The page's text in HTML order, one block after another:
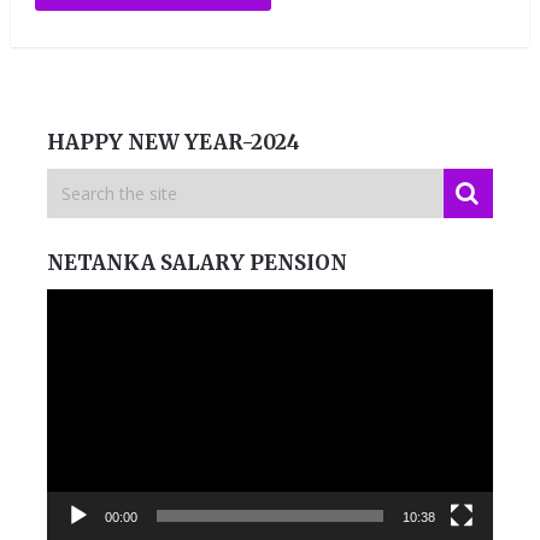
HAPPY NEW YEAR-2024
NETANKA SALARY PENSION
00:00 10:38